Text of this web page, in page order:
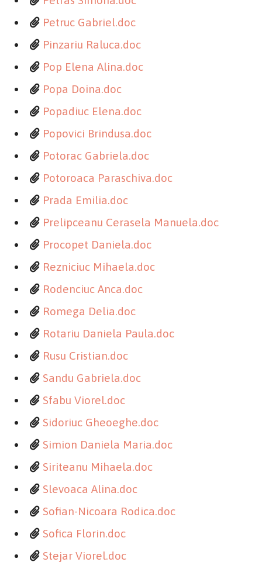
Petruc Gabriel.doc
Pinzariu Raluca.doc
Pop Elena Alina.doc
Popa Doina.doc
Popadiuc Elena.doc
Popovici Brindusa.doc
Potorac Gabriela.doc
Potoroaca Paraschiva.doc
Prada Emilia.doc
Prelipceanu Cerasela Manuela.doc
Procopet Daniela.doc
Rezniciuc Mihaela.doc
Rodenciuc Anca.doc
Romega Delia.doc
Rotariu Daniela Paula.doc
Rusu Cristian.doc
Sandu Gabriela.doc
Sfabu Viorel.doc
Sidoriuc Gheoeghe.doc
Simion Daniela Maria.doc
Siriteanu Mihaela.doc
Slevoaca Alina.doc
Sofian-Nicoara Rodica.doc
Sofica Florin.doc
Stejar Viorel.doc